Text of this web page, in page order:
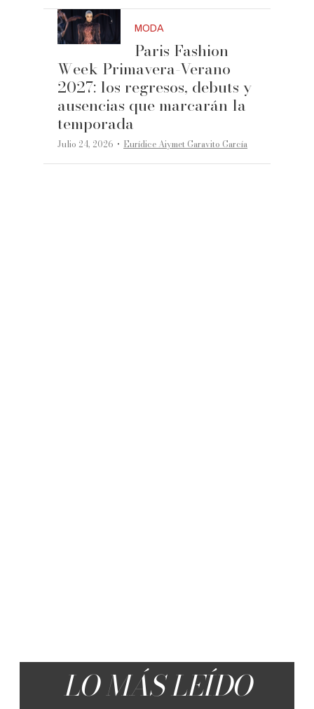
MODA
Paris Fashion
Week Primavera-Verano
2027: los regresos, debuts y
ausencias que marcarán la
temporada
Julio 24, 2026 ·Eurídice Aiymet Garavito García
LO MÁS LEÍDO